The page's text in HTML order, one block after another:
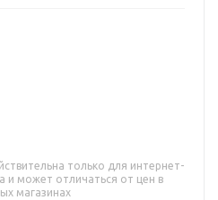
только для интернет-
и может отличаться от цен в
магазинах